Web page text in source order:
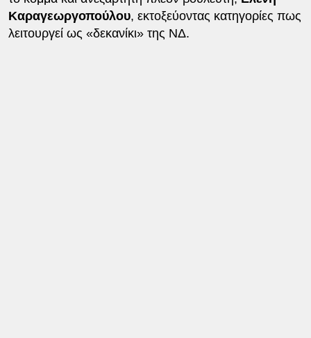
Καραγεωργοπούλου, εκτοξεύοντας κατηγορίες πως
λειτουργεί ως «δεκανίκι» της ΝΔ.